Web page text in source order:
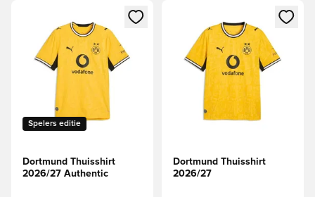
Opent een venster om in te loggen of je aan te melden als
Spelers editie
Dortmund Thuisshirt
2026/27 Authentic
Opent een venster om in te
Dortmund Thuisshirt
2026/27